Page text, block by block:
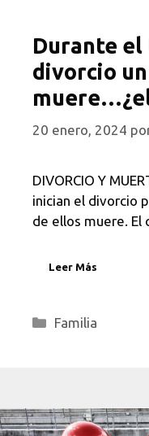
Durante
divorcio
20 enero, 2024
DIVORCIO Y
inician el divorcio
de ellos muere. El
Leer Más
Categorías
Familia